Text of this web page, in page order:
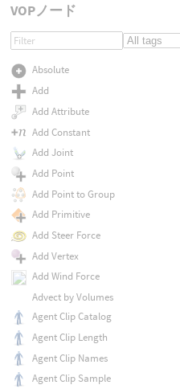
VOPノード
Absolute
Add
Add Attribute
Add Constant
Add Joint
Add Point
Add Point to Group
Add Primitive
Add Steer Force
Add Vertex
Add Wind Force
Advect by Volumes
Agent Clip Catalog
Agent Clip Length
Agent Clip Names
Agent Clip Sample